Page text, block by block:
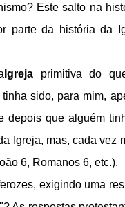
Este salto na
parte da história da
Igrejaprimitiva do
sido, para mim,
depois que alguém
Igreja, mas, cada vez
6, Romanos 6, etc.).
exigindo uma